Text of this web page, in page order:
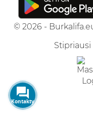
© 2026 -
Stipriausi
Kontakty